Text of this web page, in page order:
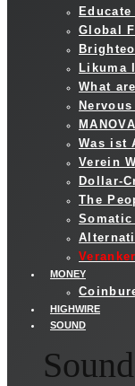
Global
Likuma
What
Was ist
Verein
Dollar-
The
Somatic
MONEY
HIGHWIRE
SOUND
Sound